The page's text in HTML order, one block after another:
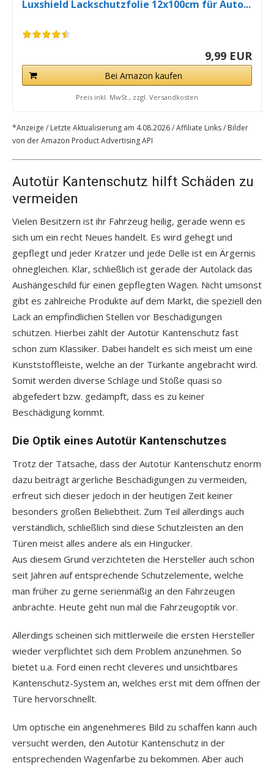
Luxshield Lackschutzfolie 12x100cm für Auto...
9,99 EUR
Bei Amazon kaufen
Preis inkl. MwSt., zzgl. Versandkosten
*Anzeige / Letzte Aktualisierung am 4.08.2026 / Affiliate Links / Bilder
von der Amazon Product Advertising API
Autotür Kantenschutz hilft Schäden zu
vermeiden
Vielen Besitzern ist ihr Fahrzeug heilig, gerade wenn es
sich um ein recht Neues handelt. Es wird gehegt und
gepflegt und jeder Kratzer und jede Delle ist ein Ärgernis
ohnegleichen. Klar, schließlich ist gerade der Autolack das
Aushängeschild für einen gepflegten Wagen. Nicht umsonst
gibt es zahlreiche Produkte auf dem Markt, die speziell den
Lack an empfindlichen Stellen vor Beschädigungen
schützen. Hierbei zählt der Autotür Kantenschutz fast
schon zum Klassiker. Dabei handelt es sich meist um eine
Kunststoffleiste, welche an der Türkante angebracht wird.
Somit werden diverse Schläge und Stöße quasi so
abgefedert bzw. gedämpft, dass es zu keiner
Beschädigung kommt.
Die Optik eines Autotür Kantenschutzes
Trotz der Tatsache, dass der Autotür Kantenschutz enorm
dazu beiträgt ärgerliche Beschädigungen zu vermeiden,
erfreut sich dieser jedoch in der heutigen Zeit keiner
besonders großen Beliebtheit. Zum Teil allerdings auch
verständlich, schließlich sind diese Schutzleisten an den
Türen meist alles andere als ein Hingucker.
Aus diesem Grund verzichteten die Hersteller auch schon
seit Jahren auf entsprechende Schutzelemente, welche
man früher zu gerne serienmäßig an den Fahrzeugen
anbrachte. Heute geht nun mal die Fahrzeugoptik vor.
Allerdings scheinen sich mittlerweile die ersten Hersteller
wieder verpflichtet sich dem Problem anzunehmen. So
bietet u.a. Ford einen recht cleveres und unsichtbares
Kantenschutz-System an, welches erst mit dem öffnen der
Türe hervorschnellt.
Um optische ein angenehmeres Bild zu schaffen kann auch
versucht werden, den Autotür Kantenschutz in der
entsprechenden Wagenfarbe zu bekommen. Aber auch